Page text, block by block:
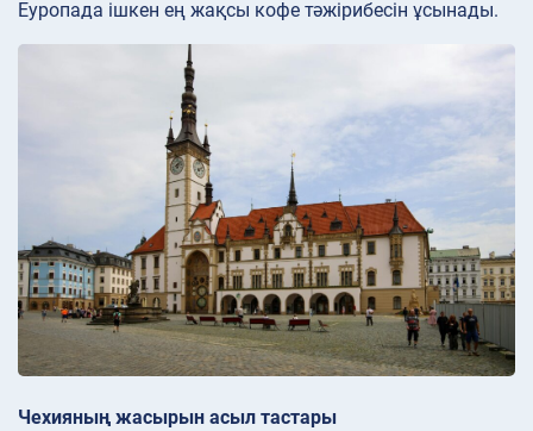
Еуропада ішкен ең жақсы кофе тәжірибесін ұсынады.
Чехияның жасырын асыл тастары